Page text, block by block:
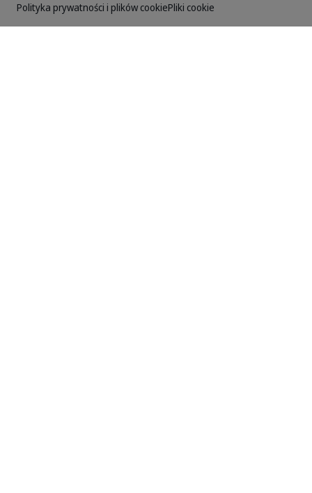
Polityka prywatności i plików cookiePliki cookie